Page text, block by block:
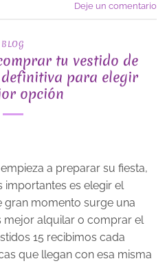
Deje un comentario
BLOG
tu vestido de
para elegir
opción
a preparar su fiesta,
importantes es elegir el
gran momento surge una
mejor alquilar o comprar el
15 recibimos cada
que llegan con esa misma